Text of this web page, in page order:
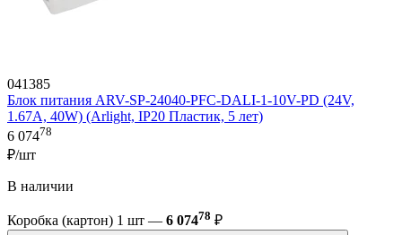
041385
Блок питания ARV-SP-24040-PFC-DALI-1-10V-PD (24V,
1.67A, 40W) (Arlight, IP20 Пластик, 5 лет)
6 07478
₽/шт
В наличии
Коробка (картон) 1 шт — 6 07478 ₽